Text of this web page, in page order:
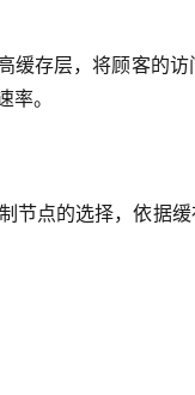
存层，将顾客的访
。
点的选择，依据缓